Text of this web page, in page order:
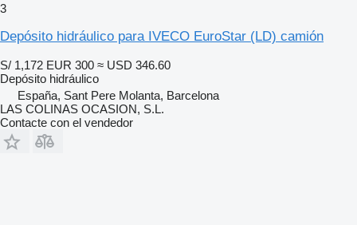
3
Depósito hidráulico para IVECO EuroStar (LD) camión
S/ 1,172 EUR 300 ≈ USD 346.60
Depósito hidráulico
España, Sant Pere Molanta, Barcelona
LAS COLINAS OCASION, S.L.
Contacte con el vendedor